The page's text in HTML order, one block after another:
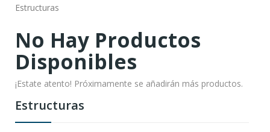
Estructuras
Estructuras
No Hay Productos
Disponibles
¡Estate atento! Próximamente se añadirán más productos.